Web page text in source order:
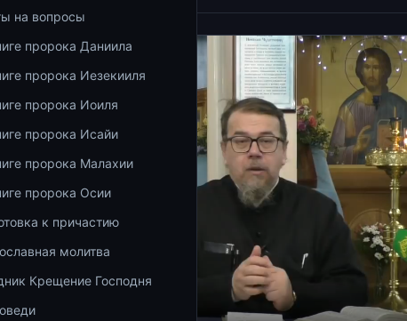
на вопросы
пророка Даниила
пророка Иезекииля
пророка Иоиля
пророка Исайи
пророка Малахии
пророка Осии
к причастию
молитва
Крещение Господня